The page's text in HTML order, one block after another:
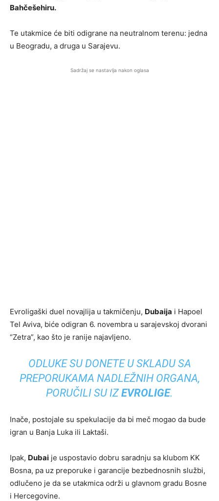
Bahčešehiru.
Te utakmice će biti odigrane na neutralnom terenu: jedna
u Beogradu, a druga u Sarajevu.
Sadržaj se nastavlja nakon oglasa
Evroligaški duel novajlija u takmičenju, Dubaija i Hapoel
Tel Aviva, biće odigran 6. novembra u sarajevskoj dvorani
“Zetra”, kao što je ranije najavljeno.
ODLUKE SU DONETE U SKLADU SA
PREPORUKAMA NADLEŽNIH ORGANA,
PORUČILI SU IZ EVROLIGE.
Inače, postojale su spekulacije da bi meč mogao da bude
igran u Banja Luka ili Laktaši.
Ipak, Dubai je uspostavio dobru saradnju sa klubom KK
Bosna, pa uz preporuke i garancije bezbednosnih službi,
odlučeno je da se utakmica održi u glavnom gradu Bosne
i Hercegovine.